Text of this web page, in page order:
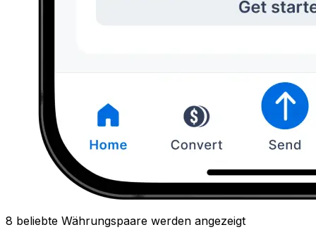
8 beliebte Währungspaare werden angezeigt